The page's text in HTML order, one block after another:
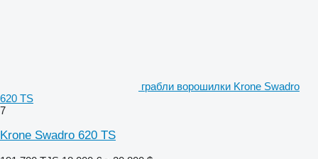
грабли ворошилки Krone Swadro
620 TS
7
Krone Swadro 620 TS